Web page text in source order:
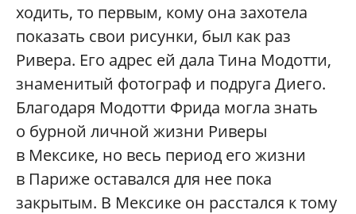
ходить, то первым, кому она захотела
показать свои рисунки, был как раз
Ривера. Его адрес ей дала Тина Модотти,
знаменитый фотограф и подруга Диего.
Благодаря Модотти Фрида могла знать
о бурной личной жизни Риверы
в Мексике, но весь период его жизни
в Париже оставался для нее пока
закрытым. В Мексике он расстался к тому